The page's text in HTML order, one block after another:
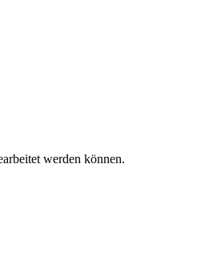
werden können.